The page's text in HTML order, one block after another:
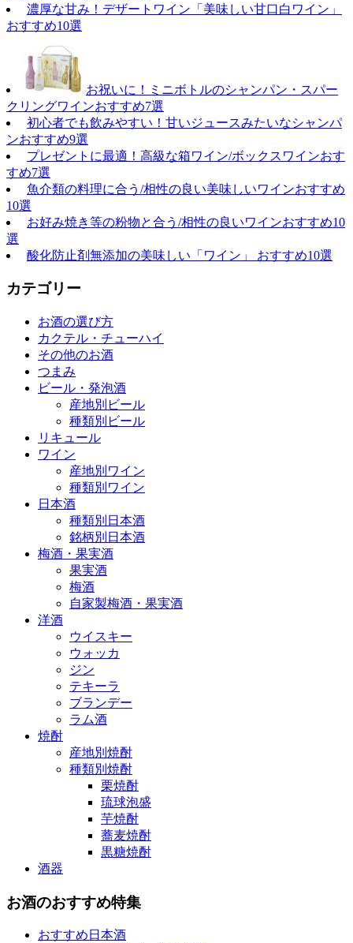
濃厚な甘み！デザートワイン「美味しい甘口白ワイン」
おすすめ10選
お祝いに！ミニボトルのシャンパン・スパー
クリングワインおすすめ7選
初心者でも飲みやすい！甘いジュースみたいなシャンパ
ンおすすめ9選
プレゼントに最適！高級な箱ワイン/ボックスワインおす
すめ7選
魚介類の料理に合う/相性の良い美味しいワインおすすめ
10選
お好み焼き等の粉物と合う/相性の良いワインおすすめ10
選
酸化防止剤無添加の美味しい「ワイン」 おすすめ10選
カテゴリー
お酒の選び方
カクテル・チューハイ
その他のお酒
つまみ
ビール・発泡酒
産地別ビール
種類別ビール
リキュール
ワイン
産地別ワイン
種類別ワイン
日本酒
種類別日本酒
銘柄別日本酒
梅酒・果実酒
果実酒
梅酒
自家製梅酒・果実酒
洋酒
ウイスキー
ウォッカ
ジン
テキーラ
ブランデー
ラム酒
焼酎
産地別焼酎
種類別焼酎
栗焼酎
琉球泡盛
芋焼酎
蕎麦焼酎
黒糖焼酎
酒器
お酒のおすすめ特集
おすすめ日本酒